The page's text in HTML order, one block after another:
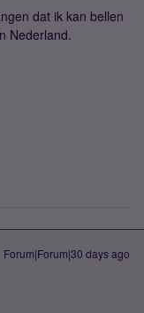
dat ik kan bellen
Nederland.
Forum|Forum|30 days ago